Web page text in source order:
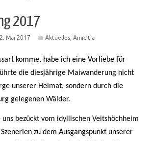
2017
2. Mai 2017 Aktuelles, Amicitia
komme, habe ich eine Vorliebe für
die diesjährige Maiwanderung nicht
unserer Heimat, sondern durch die
gelegenen Wälder.
bezückt vom idyllischen Veitshöchheim
zu dem Ausgangspunkt unserer